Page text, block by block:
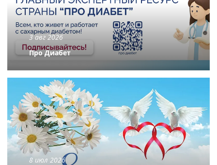
3 авг 2026
Про Диабет
8 июл 2026